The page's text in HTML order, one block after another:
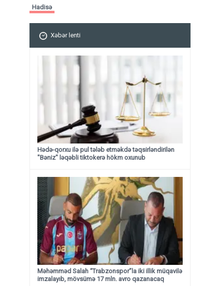
Hadisə
Xəbər lenti
Hədə-qorxu ilə pul tələb etməkdə təqsirləndirilən
"Bəniz" ləqəbli tiktokerə hökm oxunub
Məhəmməd Salah “Trabzonspor”la iki illik müqavilə
imzalayıb, mövsümə 17 mln. avro qazanacaq